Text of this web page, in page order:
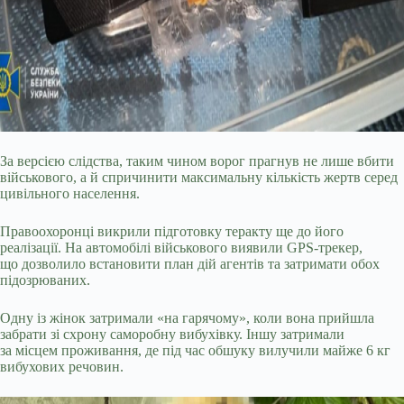
За версією слідства, таким чином ворог прагнув не лише вбити
військового, а й спричинити максимальну кількість жертв серед
цивільного населення.
Правоохоронці викрили підготовку теракту ще до його
реалізації. На автомобілі військового виявили GPS-трекер,
що дозволило встановити план дій агентів та затримати обох
підозрюваних.
Одну із жінок затримали «на гарячому», коли вона прийшла
забрати зі схрону саморобну вибухівку. Іншу затримали
за місцем проживання, де під час обшуку вилучили майже 6 кг
вибухових речовин.